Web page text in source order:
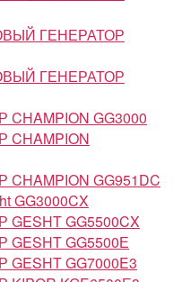
ГЕНЕРАТОР
ГЕНЕРАТОР
GG3000
GG951DC
GG3000CX
GG5500CX
GG5500Е
GG7000E3